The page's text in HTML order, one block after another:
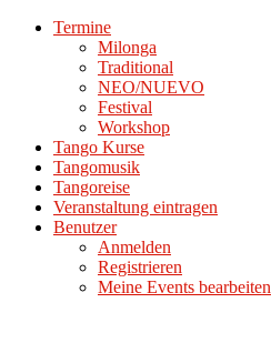
Termine
Milonga
Traditional
NEO/NUEVO
Festival
Workshop
Tango Kurse
Tangomusik
Tangoreise
Veranstaltung eintragen
Benutzer
Anmelden
Registrieren
Meine Events bearbeiten